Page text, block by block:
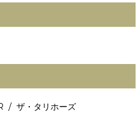
/ ザ・タリホーズ